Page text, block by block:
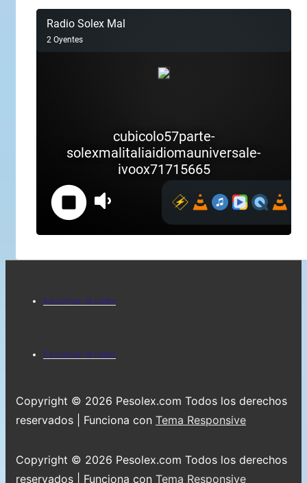
Menú
pie
página
Escuchar la radio
Menú
pie
de
página
Escuchar la radio
Copyright © 2026 Pesolex.com Todos los derechos
reservados
| Funciona con Tema Responsive
Copyright © 2026 Pesolex.com Todos los derechos
reservados
| Funciona con Tema Responsive